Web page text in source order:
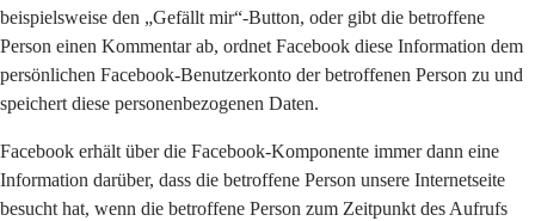
beispielsweise den „Gefällt mir“-Button, oder gibt die betroffene
Person einen Kommentar ab, ordnet Facebook diese Information dem
persönlichen Facebook-Benutzerkonto der betroffenen Person zu und
speichert diese personenbezogenen Daten.
Facebook erhält über die Facebook-Komponente immer dann eine
Information darüber, dass die betroffene Person unsere Internetseite
besucht hat, wenn die betroffene Person zum Zeitpunkt des Aufrufs